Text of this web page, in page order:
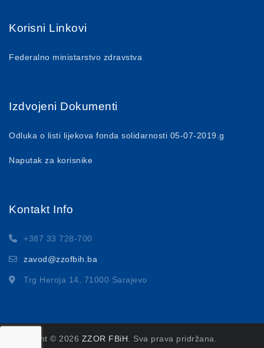
Korisni Linkovi
Federalno ministarstvo zdravstva
Izdvojeni Dokumenti
Odluka o listi lijekova fonda solidarnosti 05-07-2019.g
Naputak za korisnike
Kontakt Info
+387 33 728-700
zavod@zzofbih.ba
Trg Heroja 14, 71000 Sarajevo
Copyright © 2026 ZZOR FBiH . Sva prava pridržana.